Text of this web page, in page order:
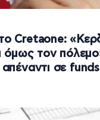
Cretaone:
όμως τον
σε funds